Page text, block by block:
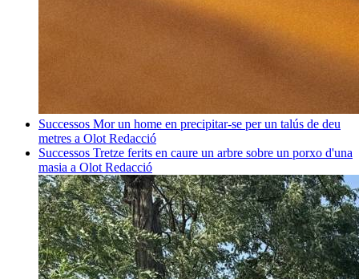
Successos Mor un home en precipitar-se per un talús de deu
metres a Olot Redacció
Successos Tretze ferits en caure un arbre sobre un porxo d'una
masia a Olot Redacció